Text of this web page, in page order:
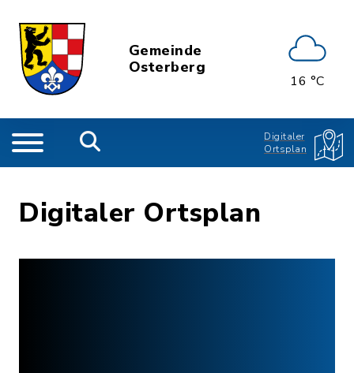
Gemeinde
Osterberg
16 °C
Digitaler
Ortsplan
Digitaler Ortsplan